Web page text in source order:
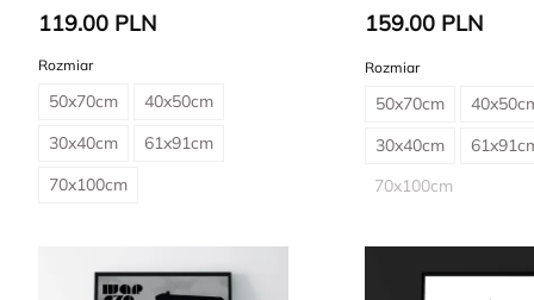
119.00 PLN
Rozmiar
50x70cm
40x50cm
30x40cm
61x91cm
70x100cm
159.00 PLN
Rozmiar
50x70cm
30x40cm
70x100cm